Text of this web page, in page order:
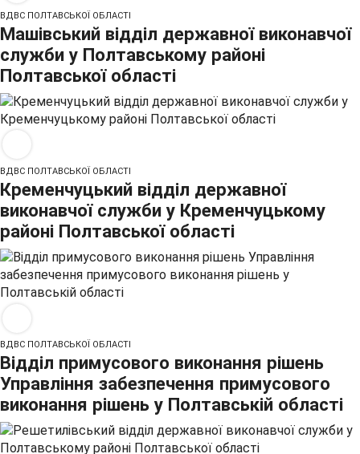
ВДВС ПОЛТАВСЬКОЇ ОБЛАСТІ
Машівський відділ державної виконавчої
служби у Полтавському районі
Полтавської області
ВДВС ПОЛТАВСЬКОЇ ОБЛАСТІ
Кременчуцький відділ державної
виконавчої служби у Кременчуцькому
районі Полтавської області
ВДВС ПОЛТАВСЬКОЇ ОБЛАСТІ
Відділ примусового виконання рішень
Управління забезпечення примусового
виконання рішень у Полтавській області